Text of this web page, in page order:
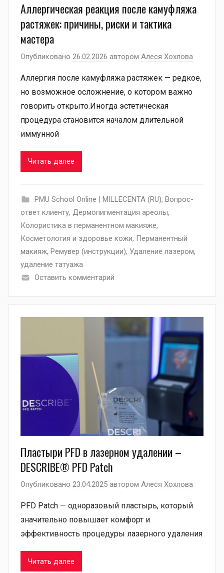
Аллергическая реакция после камуфляжа
растяжек: причины, риски и тактика
мастера
Опубликовано 26.02.2026 автором Алеся Хохлова
Аллергия после камуфляжа растяжек — редкое,
но возможное осложнение, о котором важно
говорить открыто.Иногда эстетическая
процедура становится началом длительной
иммунной
Читать далее
PMU School Online | MILLECENTA (RU), Вопрос-
ответ клиенту, Дермопигментация ареолы,
Колористика в перманентном макияже,
Косметология и здоровье кожи, Перманентный
макияж, Ремувер (инструкции), Удаление лазером,
удаление татуажа
Оставить комментарий
Пластыри PFD в лазерном удалении –
DESCRIBE® PFD Patch
Опубликовано 23.04.2025 автором Алеся Хохлова
PFD Patch — одноразовый пластырь, который
значительно повышает комфорт и
эффективность процедуры лазерного удаления
Читать далее